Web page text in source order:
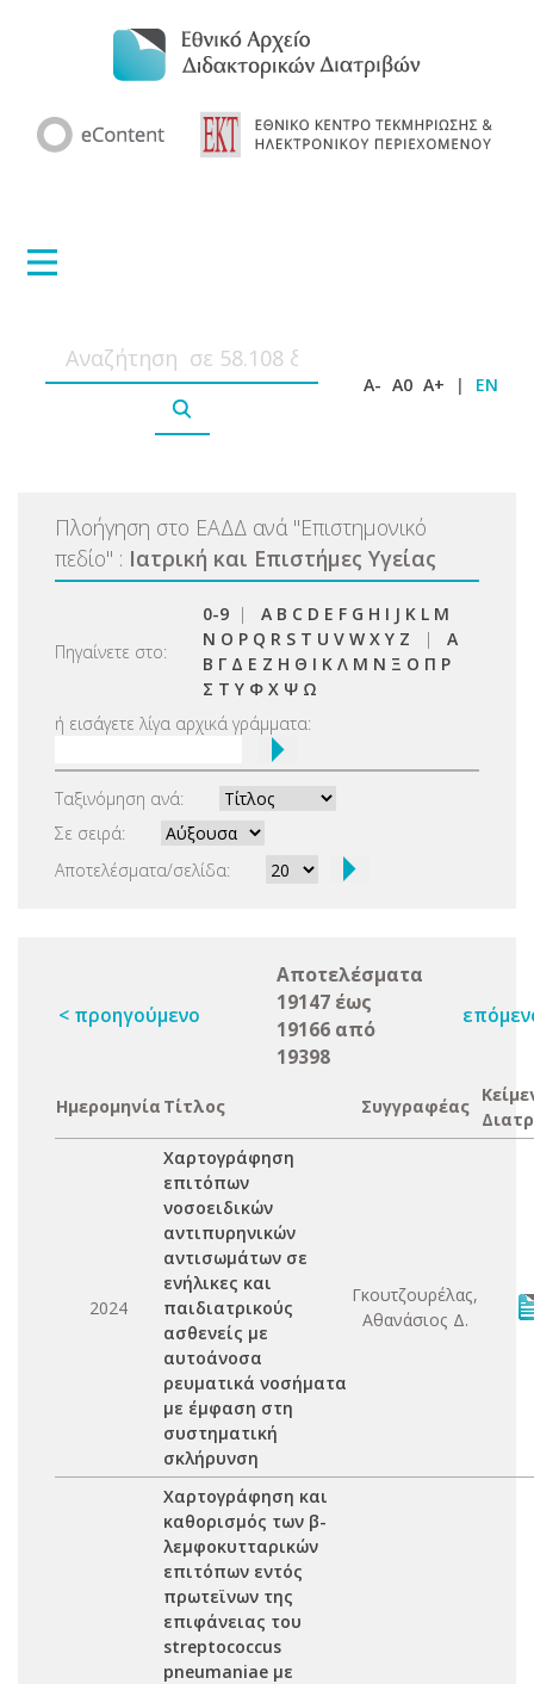
A- A0 A+ | EN
Πλοήγηση στο ΕΑΔΔ ανά "Επιστημονικό
πεδίο" : Ιατρική και Επιστήμες Υγείας
Πηγαίνετε στο:
0-9 | A B C D E F G H I J K L M
N O P Q R S T U V W X Y Z | Α
Β Γ Δ Ε Ζ Η Θ Ι Κ Λ Μ Ν Ξ Ο Π Ρ
Σ Τ Υ Φ Χ Ψ Ω
ή εισάγετε λίγα αρχικά γράμματα:
Ταξινόμηση ανά:
Σε σειρά:
Αποτελέσματα/σελίδα:
< προηγούμενο
Αποτελέσματα
19147 έως
19166 από
19398
Ημερομηνία Τίτλος Συγγραφέας
2024
Χαρτογράφηση
επιτόπων
νοσοειδικών
αντιπυρηνικών
αντισωμάτων σε
ενήλικες και
παιδιατρικούς
ασθενείς με
αυτοάνοσα
ρευματικά νοσήματα
με έμφαση στη
συστηματική
σκλήρυνση
Γκουτζουρέλας,
Αθανάσιος Δ.
Χαρτογράφηση και
καθορισμός των β-
λεμφοκυτταρικών
επιτόπων εντός
πρωτεϊνων της
επιφάνειας του
streptococcus
pneumaniae με